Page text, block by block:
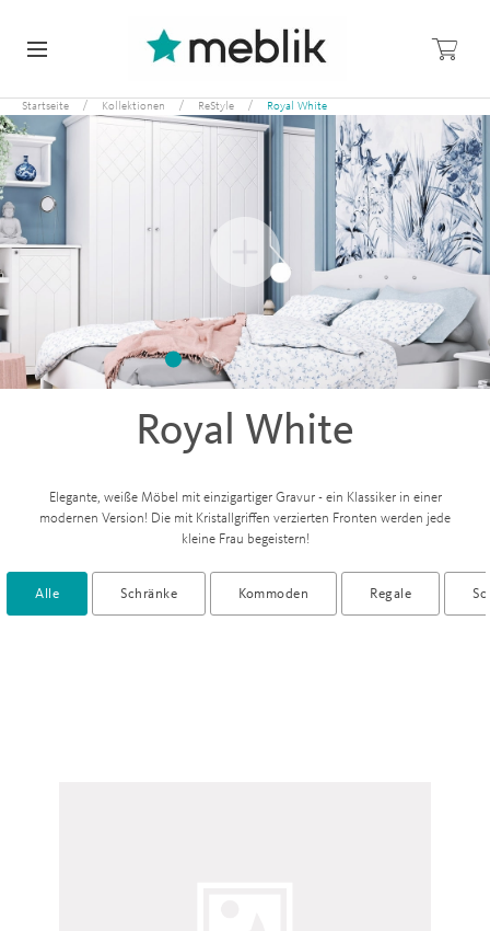
Startseite / Kollektionen / ReStyle / Royal White
Royal White
Elegante, weiße Möbel mit einzigartiger Gravur - ein Klassiker in einer
modernen Version! Die mit Kristallgriffen verzierten Fronten werden jede
kleine Frau begeistern!
Alle Schränke Kommoden Regale